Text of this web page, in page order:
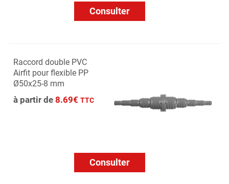
Consulter
Raccord double PVC
Airfit pour flexible PP
Ø50x25-8 mm
à partir de 8.69€ TTC
Consulter